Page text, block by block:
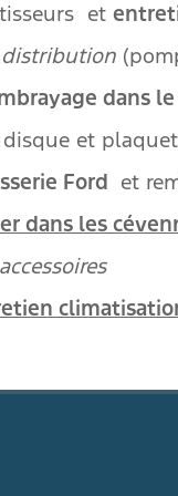
et
dans le
et
Ford et
dans les
accessoires